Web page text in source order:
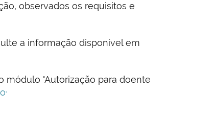
observados os requisitos e
a informação disponível em
módulo "Autorização para doente
"